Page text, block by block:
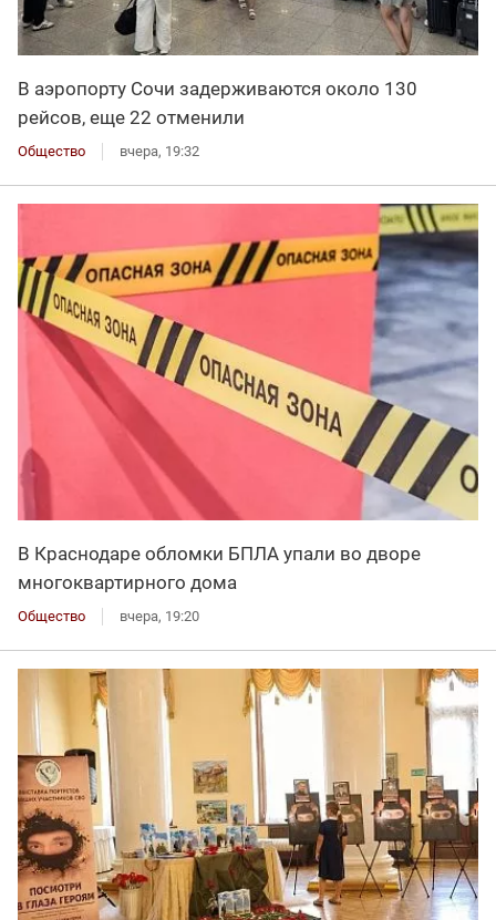
В аэропорту Сочи задерживаются около 130
рейсов, еще 22 отменили
Общество вчера, 19:32
В Краснодаре обломки БПЛА упали во дворе
многоквартирного дома
Общество вчера, 19:20